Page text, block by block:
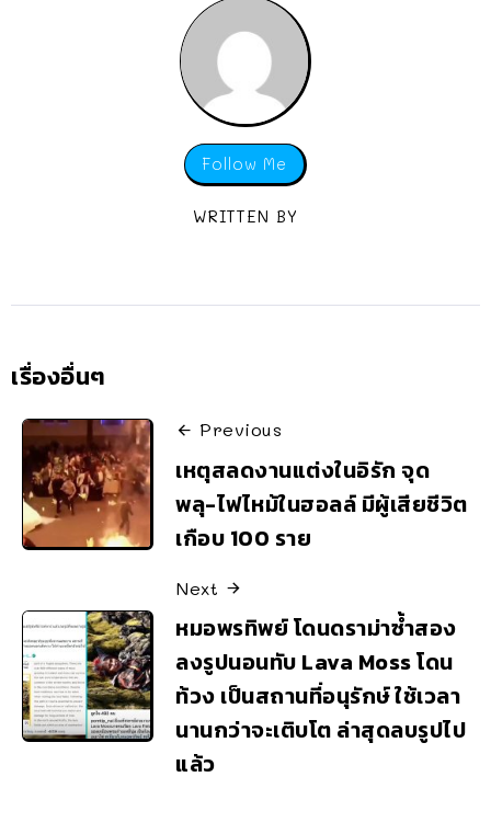
Follow Me
WRITTEN BY
เรื่องอื่นๆ
Previous
เหตุสลดงานแต่งในอิรัก จุด
พลุ-ไฟไหม้ในฮอลล์ มีผู้เสียชีวิต
เกือบ 100 ราย
Next
หมอพรทิพย์ โดนดราม่าซ้ำสอง
ลงรูปนอนทับ Lava Moss โดน
ท้วง เป็นสถานที่อนุรักษ์ ใช้เวลา
นานกว่าจะเติบโต ล่าสุดลบรูปไป
แล้ว